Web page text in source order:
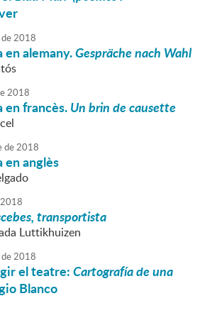
de2018
en alemany.Gespräche nach Wahl
2018
en francès.Un brin de causette
de2018
en anglès
2018
transportista
Luttikhuizen
de2018
el teatre:Cartografía de una
Blanco